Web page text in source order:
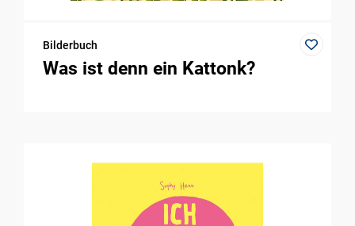
Bilderbuch
Was ist denn ein Kattonk?